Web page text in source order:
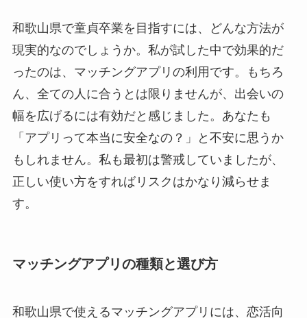
和歌山県で童貞卒業を目指すには、どんな方法が
現実的なのでしょうか。私が試した中で効果的だ
ったのは、マッチングアプリの利用です。もちろ
ん、全ての人に合うとは限りませんが、出会いの
幅を広げるには有効だと感じました。あなたも
「アプリって本当に安全なの？」と不安に思うか
もしれません。私も最初は警戒していましたが、
正しい使い方をすればリスクはかなり減らせま
す。
マッチングアプリの種類と選び方
和歌山県で使えるマッチングアプリには、恋活向